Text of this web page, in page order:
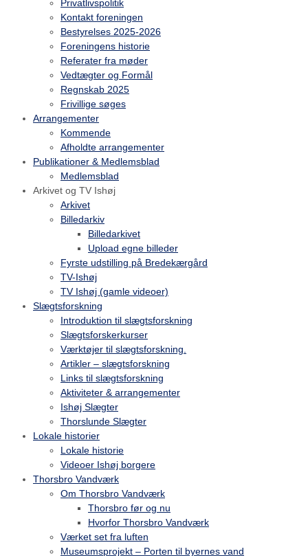
Privatlivspolitik
Kontakt foreningen
Bestyrelses 2025-2026
Foreningens historie
Referater fra møder
Vedtægter og Formål
Regnskab 2025
Frivillige søges
Arrangementer
Kommende
Afholdte arrangementer
Publikationer & Medlemsblad
Medlemsblad
Arkivet og TV Ishøj
Arkivet
Billedarkiv
Billedarkivet
Upload egne billeder
Fyrste udstilling på Bredekærgård
TV-Ishøj
TV Ishøj (gamle videoer)
Slægtsforskning
Introduktion til slægtsforskning
Slægtsforskerkurser
Værktøjer til slægtsforskning.
Artikler – slægtsforskning
Links til slægtsforskning
Aktiviteter & arrangementer
Ishøj Slægter
Thorslunde Slægter
Lokale historier
Lokale historie
Videoer Ishøj borgere
Thorsbro Vandværk
Om Thorsbro Vandværk
Thorsbro før og nu
Hvorfor Thorsbro Vandværk
Værket set fra luften
Museumsprojekt – Porten til byernes vand